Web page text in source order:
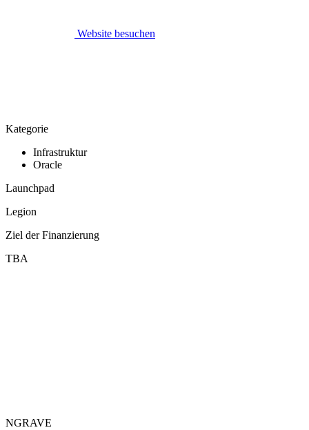
Website besuchen
Kategorie
Infrastruktur
Oracle
Launchpad
Legion
Ziel der Finanzierung
TBA
NGRAVE